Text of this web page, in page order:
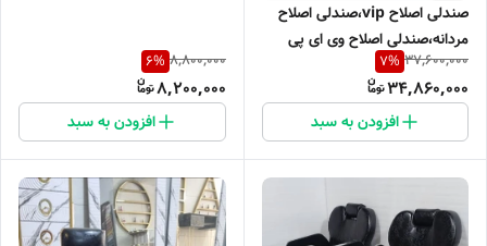
صندلی اصلاح vip،صندلی اصلاح
مردانه،صندلی اصلاح وی ای پی
37,600,000
7%
34,860,000
افزودن به سبد
8,800,000
6%
8,200,000
افزودن به سبد